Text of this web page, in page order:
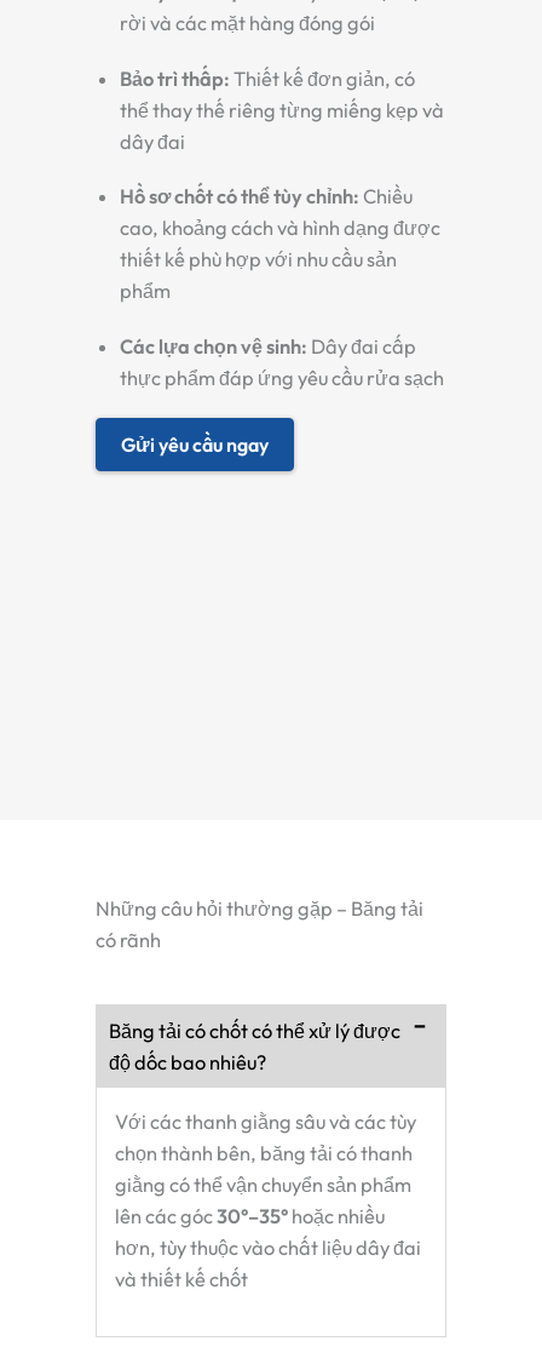
rời và các mặt hàng đóng gói
Bảo trì thấp: Thiết kế đơn giản, có
thể thay thế riêng từng miếng kẹp và
dây đai
Hồ sơ chốt có thể tùy chỉnh: Chiều
cao, khoảng cách và hình dạng được
thiết kế phù hợp với nhu cầu sản
phẩm
Các lựa chọn vệ sinh: Dây đai cấp
thực phẩm đáp ứng yêu cầu rửa sạch
Gửi yêu cầu ngay
Những câu hỏi thường gặp – Băng tải
có rãnh
Băng tải có chốt có thể xử lý được
độ dốc bao nhiêu?
Với các thanh giằng sâu và các tùy
chọn thành bên, băng tải có thanh
giằng có thể vận chuyển sản phẩm
lên các góc30°–35° hoặc nhiều
hơn, tùy thuộc vào chất liệu dây đai
và thiết kế chốt